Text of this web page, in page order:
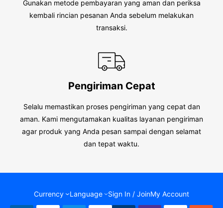
Gunakan metode pembayaran yang aman dan periksa
kembali rincian pesanan Anda sebelum melakukan
transaksi.
Pengiriman Cepat
Selalu memastikan proses pengiriman yang cepat dan
aman. Kami mengutamakan kualitas layanan pengiriman
agar produk yang Anda pesan sampai dengan selamat
dan tepat waktu.
Currency Language Sign In / JoinMy Account